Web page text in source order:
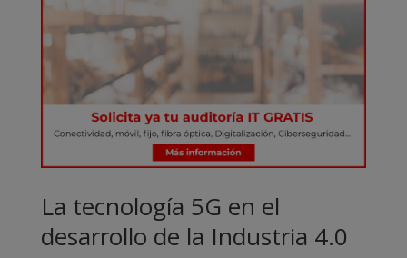
La tecnología 5G en el
desarrollo de la Industria 4.0